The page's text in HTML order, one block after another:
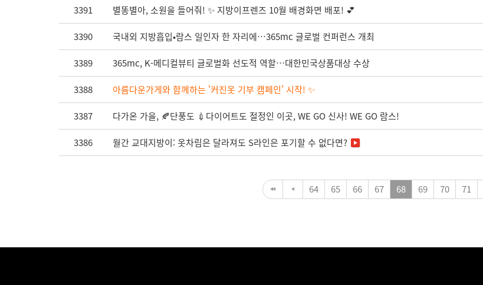
3391 별똥별아, 소원을 들어줘! ✨ 지방이프렌즈 10월 배경화면 배포! 💕
3390 국내외 지방흡입•람스 일인자 한 자리에…365mc 글로벌 컨퍼런스 개최
3389 365mc, K-메디컬뷰티 글로벌화 선도적 역할…대한민국상품대상 수상
3388 아름다운가게와 함께하는 '커진옷 기부 캠페인' 시작! ✨
3387 다가온 가을, 🍂단풍도 💉다이어트도 절정인 이곳, WE GO 신사! WE GO 람스!
3386 월간 교대지방이: 옷차림은 달라져도 S라인은 포기할 수 없다면?
64 65 66 67 68 69 70 71